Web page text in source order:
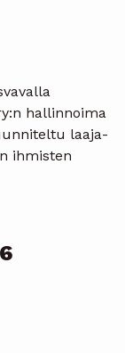
hallinnoima
laaja-
ihmisten